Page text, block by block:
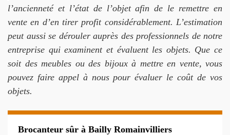
l’ancienneté et l’état de l’objet afin de le remettre en
vente en d’en tirer profit considérablement. L’estimation
peut aussi se dérouler auprès des professionnels de notre
entreprise qui examinent et évaluent les objets. Que ce
soit des meubles ou des bijoux à mettre en vente, vous
pouvez faire appel à nous pour évaluer le coût de vos
objets.
Brocanteur sûr à Bailly Romainvilliers